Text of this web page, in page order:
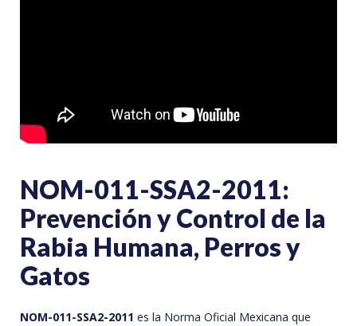
NOM-011-SSA2-2011:
Prevención y Control de la
Rabia Humana, Perros y
Gatos
NOM-011-SSA2-2011 es la Norma Oficial Mexicana que